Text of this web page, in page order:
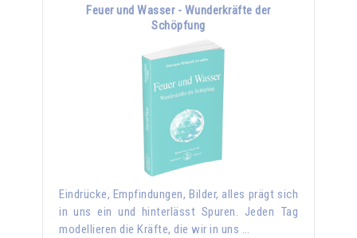
Feuer und Wasser - Wunderkräfte der
Schöpfung
Eindrücke, Empfindungen, Bilder, alles prägt sich
in uns ein und hinterlässt Spuren. Jeden Tag
modellieren die Kräfte, die wir in uns …